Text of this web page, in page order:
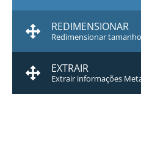
REDIMENSIONAR
Redimensionar
EXTRAIR
Extrair informações